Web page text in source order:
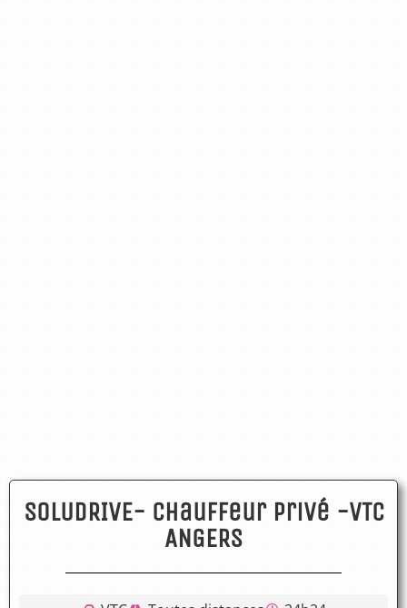
SOLUDRIVE- Chauffeur privé -VTC
ANGERS